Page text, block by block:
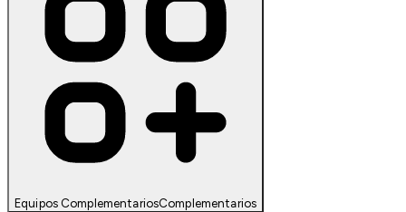
Equipos ComplementariosComplementarios